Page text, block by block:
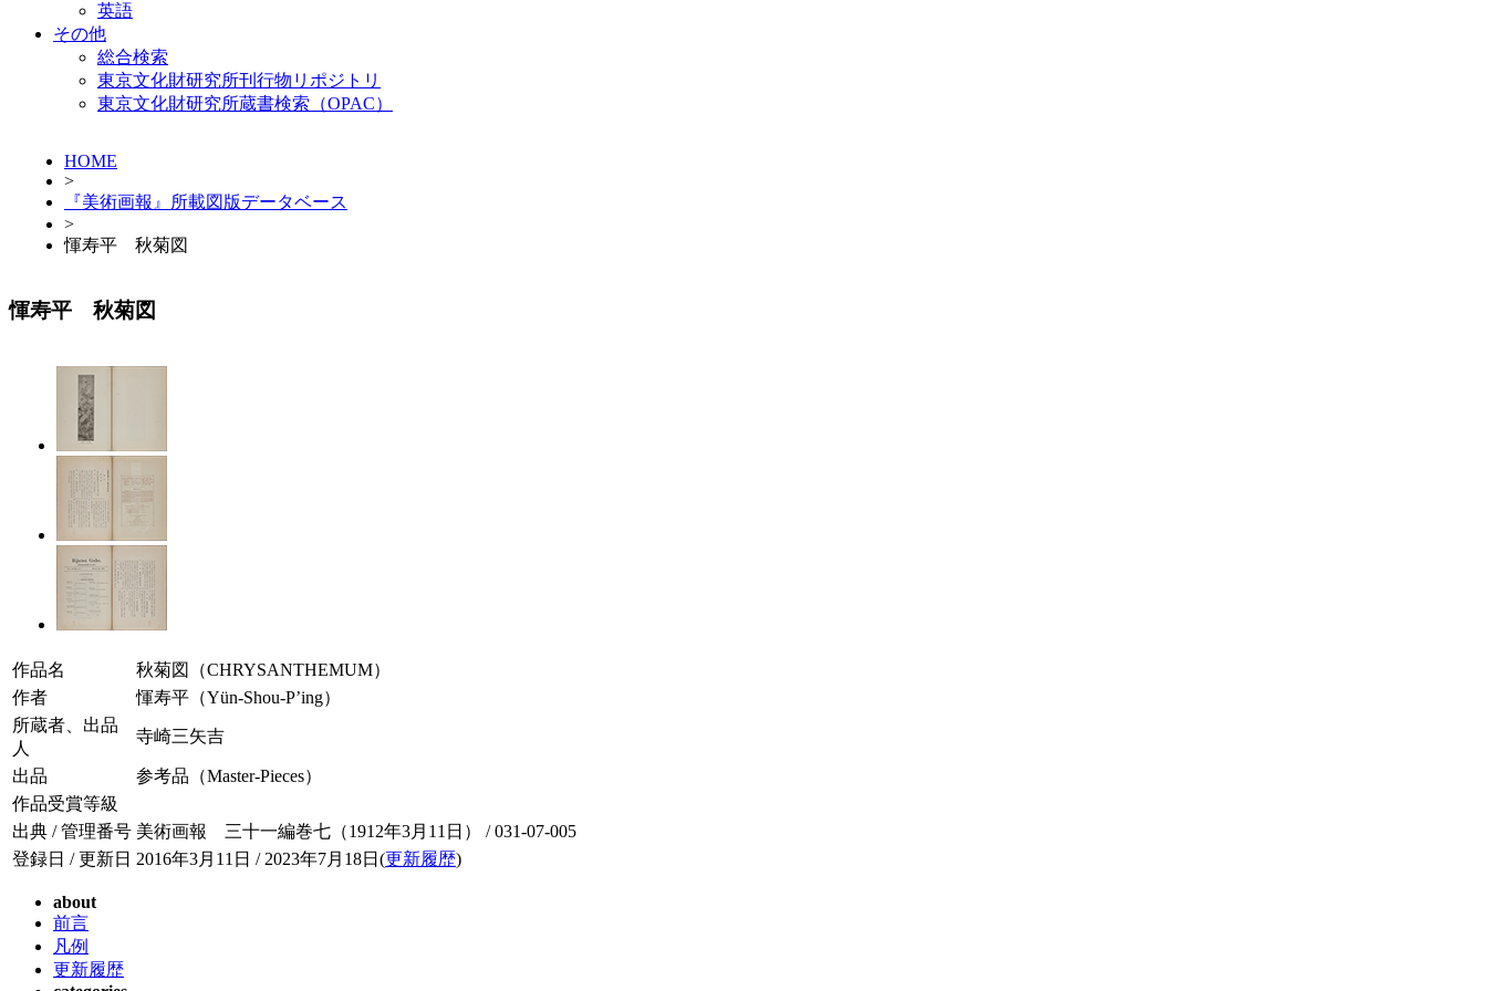
英語
その他
総合検索
東京文化財研究所刊行物リポジトリ
東京文化財研究所蔵書検索（OPAC）
HOME
>
『美術画報』所載図版データベース
>
惲寿平 秋菊図
惲寿平 秋菊図
作品名
秋菊図（CHRYSANTHEMUM）
作者
惲寿平（Yün-Shou-P’ing）
所蔵者、出品
人
寺崎三矢吉
出品
参考品（Master-Pieces）
作品受賞等級
出典 / 管理番号 美術画報 三十一編巻七（1912年3月11日） / 031-07-005
登録日 / 更新日 2016年3月11日 / 2023年7月18日(更新履歴)
about
前言
凡例
更新履歴